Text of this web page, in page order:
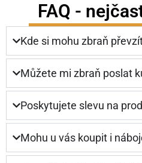
FAQ -
Kde si mohu zbraň
Můžete mi zbraň poslat
Poskytujete slevu na
Mohu u vás koupit i